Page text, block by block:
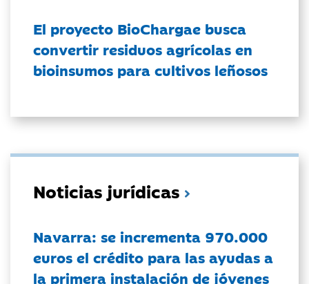
El proyecto BioChargae busca
convertir residuos agrícolas en
bioinsumos para cultivos leñosos
Noticias jurídicas
Navarra: se incrementa 970.000
euros el crédito para las ayudas a
la primera instalación de jóvenes